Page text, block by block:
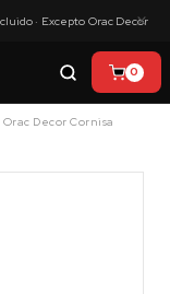
· Excepto Orac Decor
×
0
Orac Decor Cornisa